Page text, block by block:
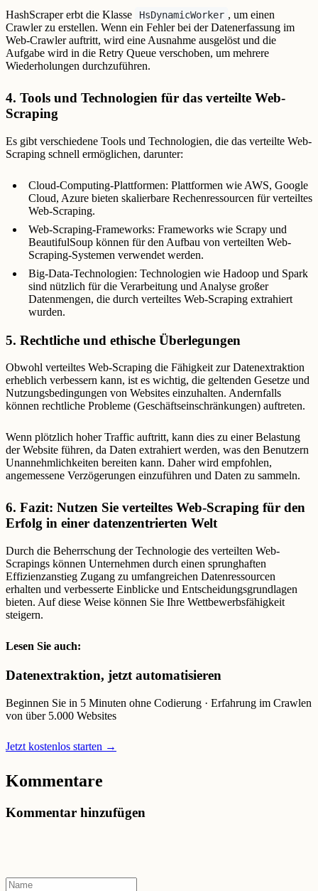
HashScraper erbt die Klasse HsDynamicWorker , um einen
Crawler zu erstellen. Wenn ein Fehler bei der Datenerfassung im
Web-Crawler auftritt, wird eine Ausnahme ausgelöst und die
Aufgabe wird in die Retry Queue verschoben, um mehrere
Wiederholungen durchzuführen.
4. Tools und Technologien für das verteilte Web-
Scraping
Es gibt verschiedene Tools und Technologien, die das verteilte Web-
Scraping schnell ermöglichen, darunter:
Cloud-Computing-Plattformen: Plattformen wie AWS, Google
Cloud, Azure bieten skalierbare Rechenressourcen für verteiltes
Web-Scraping.
Web-Scraping-Frameworks: Frameworks wie Scrapy und
BeautifulSoup können für den Aufbau von verteilten Web-
Scraping-Systemen verwendet werden.
Big-Data-Technologien: Technologien wie Hadoop und Spark
sind nützlich für die Verarbeitung und Analyse großer
Datenmengen, die durch verteiltes Web-Scraping extrahiert
wurden.
5. Rechtliche und ethische Überlegungen
Obwohl verteiltes Web-Scraping die Fähigkeit zur Datenextraktion
erheblich verbessern kann, ist es wichtig, die geltenden Gesetze und
Nutzungsbedingungen von Websites einzuhalten. Andernfalls
können rechtliche Probleme (Geschäftseinschränkungen) auftreten.
Wenn plötzlich hoher Traffic auftritt, kann dies zu einer Belastung
der Website führen, da Daten extrahiert werden, was den Benutzern
Unannehmlichkeiten bereiten kann. Daher wird empfohlen,
angemessene Verzögerungen einzuführen und Daten zu sammeln.
6. Fazit: Nutzen Sie verteiltes Web-Scraping für den
Erfolg in einer datenzentrierten Welt
Durch die Beherrschung der Technologie des verteilten Web-
Scrapings können Unternehmen durch einen sprunghaften
Effizienzanstieg Zugang zu umfangreichen Datenressourcen
erhalten und verbesserte Einblicke und Entscheidungsgrundlagen
bieten. Auf diese Weise können Sie Ihre Wettbewerbsfähigkeit
steigern.
Lesen Sie auch:
Datenextraktion, jetzt automatisieren
Beginnen Sie in 5 Minuten ohne Codierung · Erfahrung im Crawlen
von über 5.000 Websites
Jetzt kostenlos starten →
Kommentare
Kommentar hinzufügen